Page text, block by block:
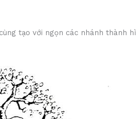
tạo với ngọn các nhánh thành